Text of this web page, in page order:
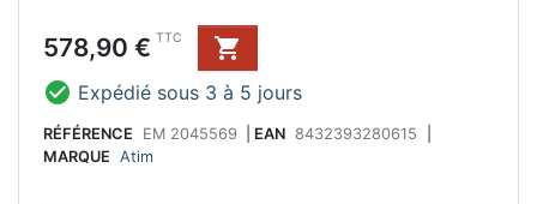
Prix
578,90 € TTC

 Expédié sous 3 à 5 jours
RÉFÉRENCE EM 2045569 EAN 8432393280615
MARQUE Atim